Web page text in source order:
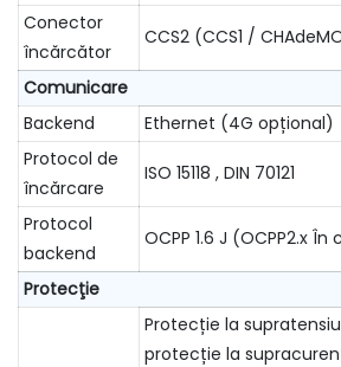
Conector
încărcător
CCS2 (CCS1 /
Comunicare
Backend
Ethernet (4G opțional)
Protocol de
încărcare
ISO 15118 , DIN 70121
Protocol
backend
OCPP 1.6 J (OCPP2.x În
Protecţie
Protecție la
protecție la